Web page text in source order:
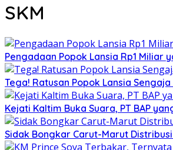
SKM
Pengadaan Popok Lansia Rp1 Miliar
Tega! Ratusan Popok Lansia
Kejati Kaltim Buka Suara, PT BAP
Sidak Bongkar Carut-Marut